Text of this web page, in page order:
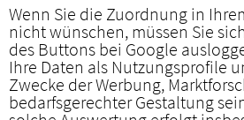
Wenn Sie die Zuordnung in
nicht wünschen, müssen Sie
des Buttons bei Google
Ihre Daten als Nutzungsprofile
Zwecke der Werbung,
bedarfsgerechter Gestaltung